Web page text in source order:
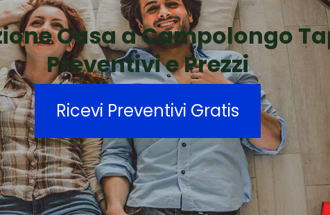
Casa a Campolongo
Preventivi e Prezzi
Ricevi Preventivi Gratis